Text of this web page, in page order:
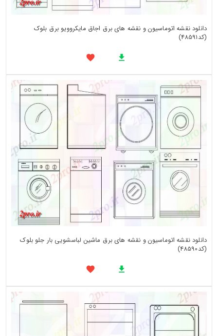
دانلود نقشه اتوماسیون و نقشه های برق اجاق مایکروویو برق بلوک
(کد48591)
دانلود نقشه اتوماسیون و نقشه های برق ماشین لباسشویی بار جلو بلوک
(کد48590)